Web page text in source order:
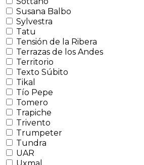
Susana Balbo
Sylvestra
Tatu
Tensión de la Ribera
Terrazas de los Andes
Territorio
Texto Súbito
Tikal
Tío Pepe
Tomero
Trapiche
Trivento
Trumpeter
Tundra
UAR